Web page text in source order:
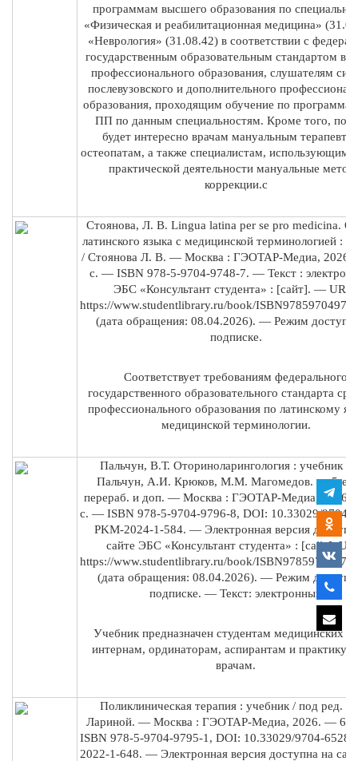
программам высшего образования по
«Физическая и реабилитационная медицина»
«Неврология» (31.08.42) в соответствии с
государственным образовательным стандартом
профессионального образования, слушателям
послевузовского и дополнительного
образования, проходящим обучение по
ПП по данным специальностям. Кроме того,
будет интересно врачам мануальным
остеопатам, а также специалистам, использующим
практической деятельности мануальные
коррекции.с
Стоянова, Л. В. Lingua latina per se pro medicina.
латинского языка с медицинской терминологией :
/ Стоянова Л. В. — Москва : ГЭОТАР-Медиа,
с. — ISBN 978-5-9704-9748-7. — Текст :
ЭБС «Консультант студента» : [сайт]. — URL :
https://www.studentlibrary.ru/book/
(дата обращения: 08.04.2026). — Режим доступа
подписке.
Соответствует требованиям федерального
государственного образовательного стандарта
профессионального образования по латинскому
медицинской терминологии.
Пальчун, В.Т. Оториноларингология : учебник /
Пальчун, А.И. Крюков, М.М. Магомедов. — 5-е
перераб. и доп. — Москва : ГЭОТАР-Медиа, 2026.
с. — ISBN 978-5-9704-9796-8, DOI: 10.33029/9704-
PKM-2024-1-584. — Электронная версия
сайте ЭБС «Консультант студента» : [сайт].
https://www.studentlibrary.ru/book/
(дата обращения: 08.04.2026). — Режим
подписке. — Текст: электронный
Учебник предназначен студентам медицинских
интернам, ординаторам, аспирантам и
врачам.
Поликлиническая терапия : учебник / под ред.
Лариной. — Москва : ГЭОТАР-Медиа, 2026. —
ISBN 978-5-9704-9795-1, DOI: 10.33029/9704-6528-
2022-1-648. — Электронная версия доступна на